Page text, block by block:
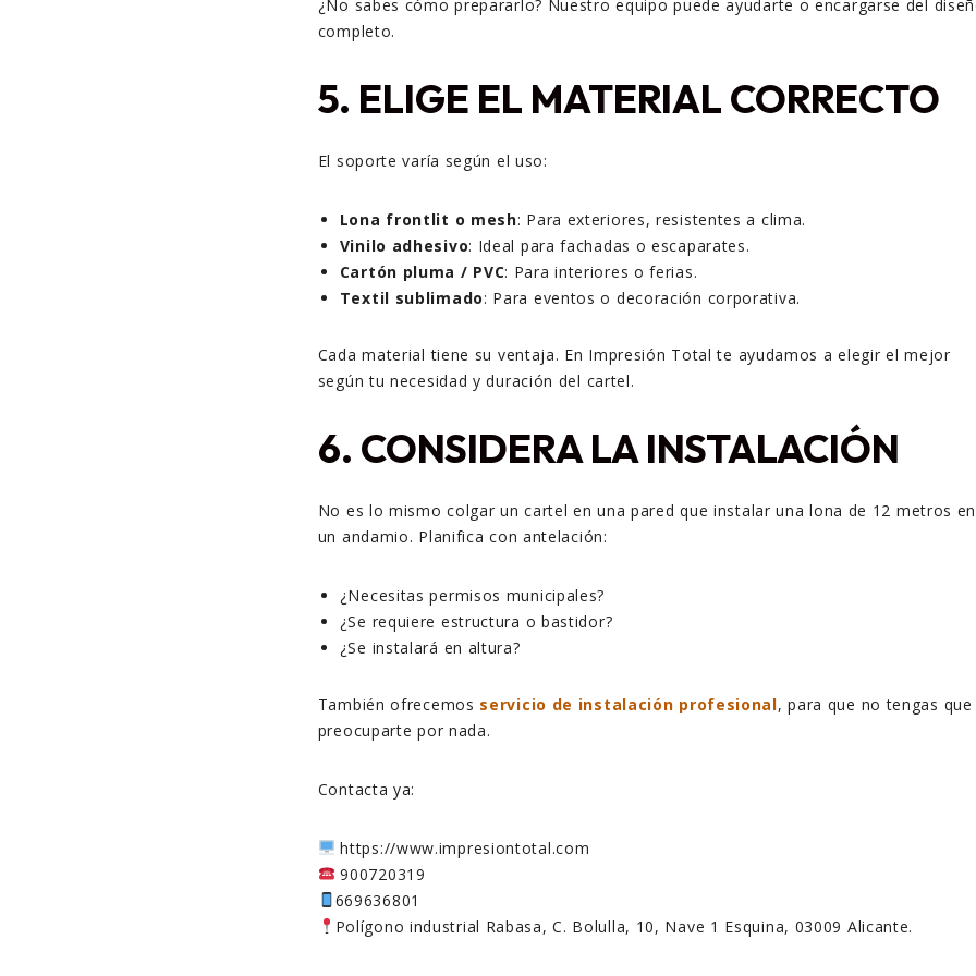
¿No sabes cómo prepararlo? Nuestro equipo puede ayudarte o encargarse del
completo.
5. ELIGE EL MATERIAL CORRECTO
El soporte varía según el uso:
Lona frontlit o mesh: Para exteriores, resistentes a clima.
Vinilo adhesivo: Ideal para fachadas o escaparates.
Cartón pluma / PVC: Para interiores o ferias.
Textil sublimado: Para eventos o decoración corporativa.
Cada material tiene su ventaja. En Impresión Total te ayudamos a elegir el mejor
según tu necesidad y duración del cartel.
6. CONSIDERA LA INSTALACIÓN
No es lo mismo colgar un cartel en una pared que instalar una lona de 12 metros en
un andamio. Planifica con antelación:
¿Necesitas permisos municipales?
¿Se requiere estructura o bastidor?
¿Se instalará en altura?
También ofrecemos servicio de instalación profesional, para que no tengas que
preocuparte por nada.
Contacta ya:
https://www.impresiontotal.com
900720319
669636801
Polígono industrial Rabasa, C. Bolulla, 10, Nave 1 Esquina, 03009 Alicante.